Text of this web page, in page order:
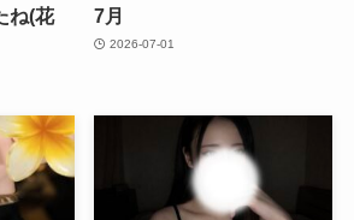
ね(花
7月
2026-07-01